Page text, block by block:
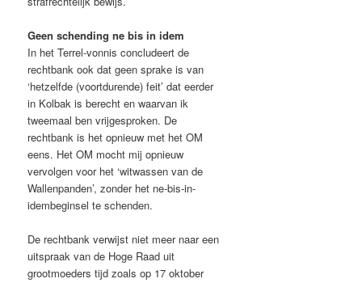
Geen schending ne bis in idem
In het Terrel-vonnis concludeert de
rechtbank ook dat geen sprake is van
‘hetzelfde (voortdurende) feit’ dat eerder
in Kolbak is berecht en waarvan ik
tweemaal ben vrijgesproken. De
rechtbank is het opnieuw met het OM
eens. Het OM mocht mij opnieuw
vervolgen voor het ‘witwassen van de
Wallenpanden’, zonder het ne-bis-in-
idembeginsel te schenden.
De rechtbank verwijst niet meer naar een
uitspraak van de Hoge Raad uit
grootmoeders tijd zoals op 17 oktober